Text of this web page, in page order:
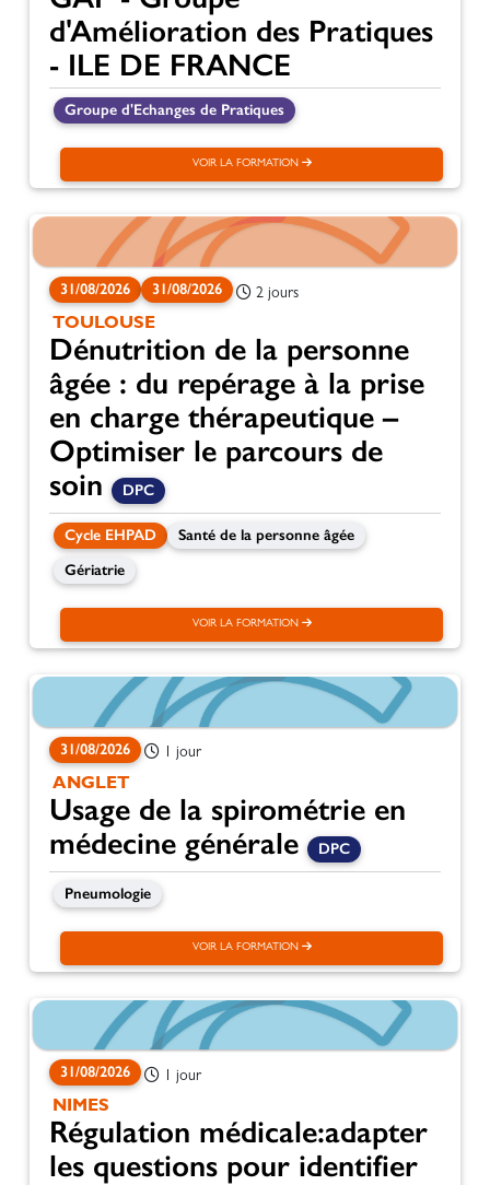
d'Amélioration des Pratiques
- ILE DE FRANCE
Groupe d'Echanges de Pratiques
VOIR LA FORMATION
31/08/2026 31/08/2026 2 jours
TOULOUSE
Dénutrition de la personne
âgée : du repérage à la prise
en charge thérapeutique –
Optimiser le parcours de
soin
DPC
Cycle EHPAD
Santé de la personne âgée
Gériatrie
VOIR LA FORMATION
31/08/2026 1 jour
ANGLET
Usage de la spirométrie en
médecine générale
DPC
Pneumologie
VOIR LA FORMATION
31/08/2026 1 jour
NIMES
Régulation médicale:adapter
les questions pour identifier